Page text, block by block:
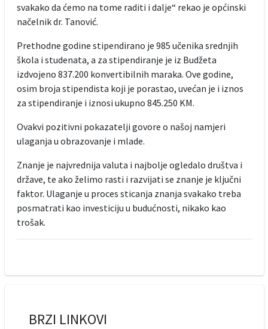
svakako da ćemo na tome raditi i dalje“ rekao je općinski
načelnik dr. Tanović.
Prethodne godine stipendirano je 985 učenika srednjih
škola i studenata, a za stipendiranje je iz Budžeta
izdvojeno 837.200 konvertibilnih maraka. Ove godine,
osim broja stipendista koji je porastao, uvećan je i iznos
za stipendiranje i iznosi ukupno 845.250 KM.
Ovakvi pozitivni pokazatelji govore o našoj namjeri
ulaganja u obrazovanje i mlade.
Znanje je najvrednija valuta i najbolje ogledalo društva i
države, te ako želimo rasti i razvijati se znanje je ključni
faktor. Ulaganje u proces sticanja znanja svakako treba
posmatrati kao investiciju u budućnosti, nikako kao
trošak.
BRZI LINKOVI